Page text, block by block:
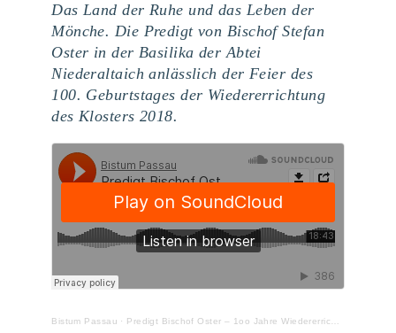
Das Land der Ruhe und das Leben der
Mönche. Die Predigt von Bischof Stefan
Oster in der Basilika der Abtei
Niederaltaich anlässlich der Feier des
100. Geburtstages der Wiedererrichtung
des Klosters 2018.
Bistum Passau · Predigt Bischof Oster – 1oo Jahre Wiedererrichtung Abtei Niederaltaich